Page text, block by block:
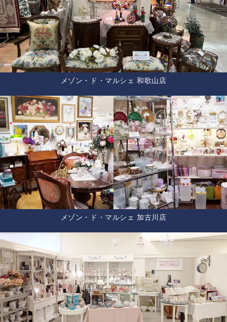
メゾン・ド・マルシェ 和歌山店
メゾン・ド・マルシェ 加古川店